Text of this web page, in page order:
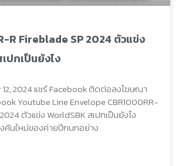
R Fireblade SP 2024 ตัวแข่ง
ปกเป็นยังไง
12, 2024 แชร์ Facebook ติดต่อลงโฆษณา
Youtube Line Envelope CBR1000RR-
ตัวแข่ง WorldSBK สเปกเป็นยังไง
คันใหม่ของค่ายปีกนกอย่าง